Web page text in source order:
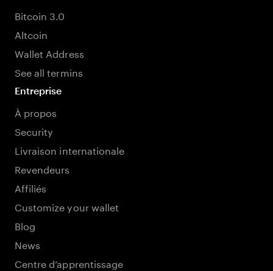
Bitcoin 3.0
Altcoin
Wallet Address
See all termins
Entreprise
À propos
Security
Livraison internationale
Revendeurs
Affiliés
Customize your wallet
Blog
News
Centre d’apprentissage